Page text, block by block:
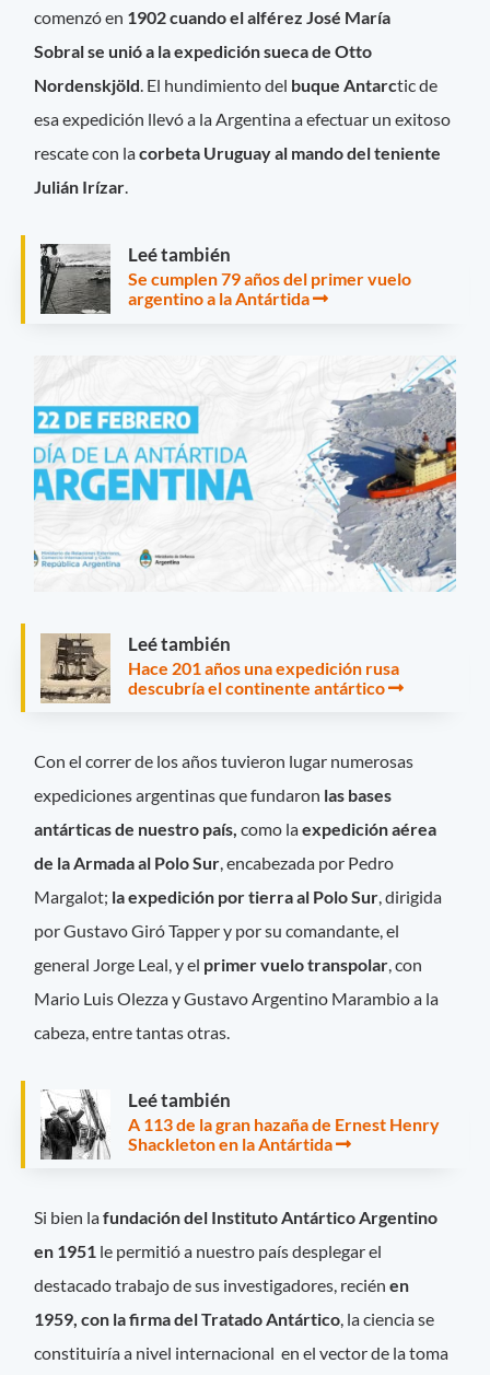
comenzó en 1902 cuando el alférez José María
Sobral se unió a la expedición sueca de Otto
Nordenskjöld. El hundimiento del buque Antarctic de
esa expedición llevó a la Argentina a efectuar un exitoso
rescate con lacorbeta Uruguay al mando del teniente
Julián Irízar.
Leé también
Se cumplen 79 años del primer vuelo
argentino a la Antártida
Leé también
Hace 201 años una expedición rusa
descubría el continente antártico
Con el correr de los años tuvieron lugar numerosas
expediciones argentinas que fundaron las bases
antárticas de nuestro país, como laexpedición aérea
de la Armada al Polo Sur , encabezada por Pedro
Margalot; la expedición por tierra al Polo Sur , dirigida
por Gustavo Giró Tapper y por su comandante, el
general Jorge Leal, y el primer vuelo transpolar , con
Mario Luis Olezza y Gustavo Argentino Marambio a la
cabeza, entre tantas otras.
Leé también
A 113 de la gran hazaña de Ernest Henry
Shackleton en la Antártida
Si bien lafundación del Instituto Antártico Argentino
en 1951 le permitió a nuestro país desplegar el
destacado trabajo de sus investigadores, reciénen
1959, con la firma del Tratado Antártico, la ciencia se
constituiría a nivel internacional en el vector de la toma